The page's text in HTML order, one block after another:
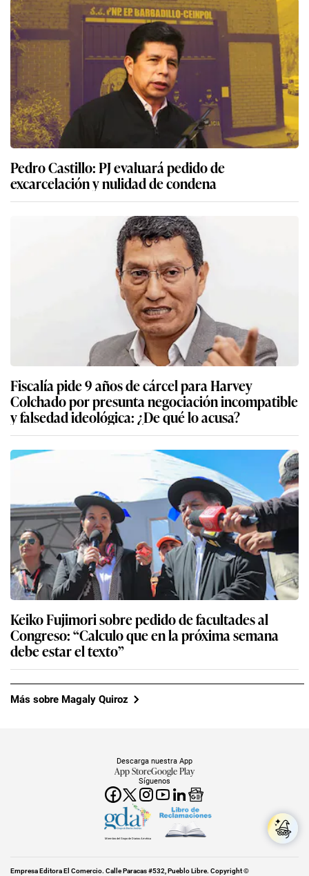
Pedro Castillo: PJ evaluará pedido de
excarcelación y nulidad de condena
Fiscalía pide 9 años de cárcel para Harvey
Colchado por presunta negociación incompatible
y falsedad ideológica: ¿De qué lo acusa?
Keiko Fujimori sobre pedido de facultades al
Congreso: “Calculo que en la próxima semana
debe estar el texto”
Más sobre Magaly Quiroz
Síguenos
Descarga nuestra App
App StoreGoogle Play
Miembro del Grupo de Diarios América
Empresa Editora El Comercio. Calle Paracas #532, Pueblo Libre. Copyright ©